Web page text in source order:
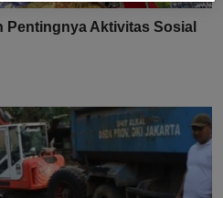
Pentingnya Aktivitas Sosial